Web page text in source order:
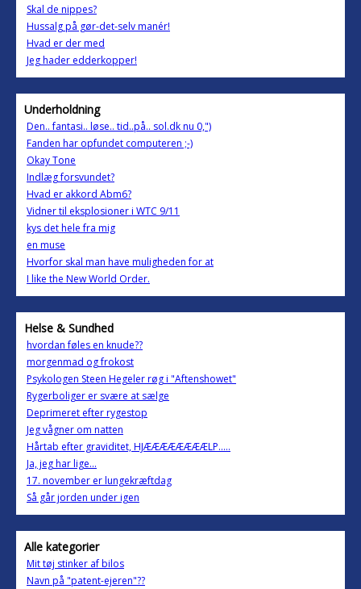
Skal de nippes?
Hussalg på gør-det-selv manér!
Hvad er der med
Jeg hader edderkopper!
Underholdning
Den.. fantasi.. løse.. tid..på.. sol.dk nu 0,")
Fanden har opfundet computeren ;-)
Okay Tone
Indlæg forsvundet?
Hvad er akkord Abm6?
Vidner til eksplosioner i WTC 9/11
kys det hele fra mig
en muse
Hvorfor skal man have muligheden for at
I like the New World Order.
Helse & Sundhed
hvordan føles en knude??
morgenmad og frokost
Psykologen Steen Hegeler røg i "Aftenshowet"
Rygerboliger er svære at sælge
Deprimeret efter rygestop
Jeg vågner om natten
Hårtab efter graviditet, HJÆÆÆÆÆÆÆÆLP.....
Ja, jeg har lige...
17. november er lungekræftdag
Så går jorden under igen
Alle kategorier
Mit tøj stinker af bilos
Navn på "patent-ejeren"??